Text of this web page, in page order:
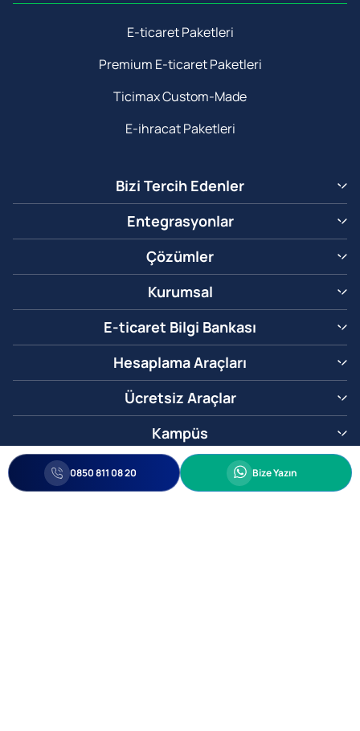
E-ticaret Paketleri
Premium E-ticaret Paketleri
Ticimax Custom-Made
E-ihracat Paketleri
Bizi Tercih Edenler
Entegrasyonlar
Çözümler
Kurumsal
E-ticaret Bilgi Bankası
Hesaplama Araçları
Ücretsiz Araçlar
Kampüs
0850 811 08 20 Whatsapp
Bize Yazın
0850 811 08 20